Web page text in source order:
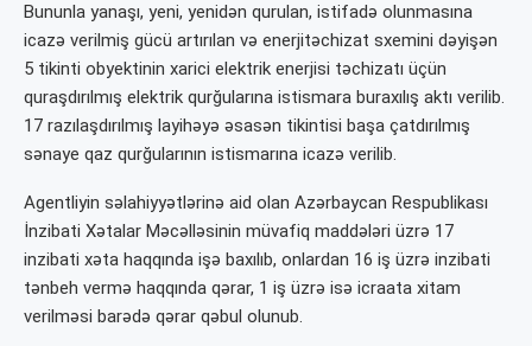
Bununla yanaşı, yeni, yenidən qurulan, istifadə olunmasına
icazə verilmiş gücü artırılan və enerjitəchizat sxemini dəyişən
5 tikinti obyektinin xarici elektrik enerjisi təchizatı üçün
quraşdırılmış elektrik qurğularına istismara buraxılış aktı verilib.
17 razılaşdırılmış layihəyə əsasən tikintisi başa çatdırılmış
sənaye qaz qurğularının istismarına icazə verilib.
Agentliyin səlahiyyətlərinə aid olan Azərbaycan Respublikası
İnzibati Xətalar Məcəlləsinin müvafiq maddələri üzrə 17
inzibati xəta haqqında işə baxılıb, onlardan 16 iş üzrə inzibati
tənbeh vermə haqqında qərar, 1 iş üzrə isə icraata xitam
verilməsi barədə qərar qəbul olunub.